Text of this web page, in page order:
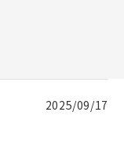
2025/09/17